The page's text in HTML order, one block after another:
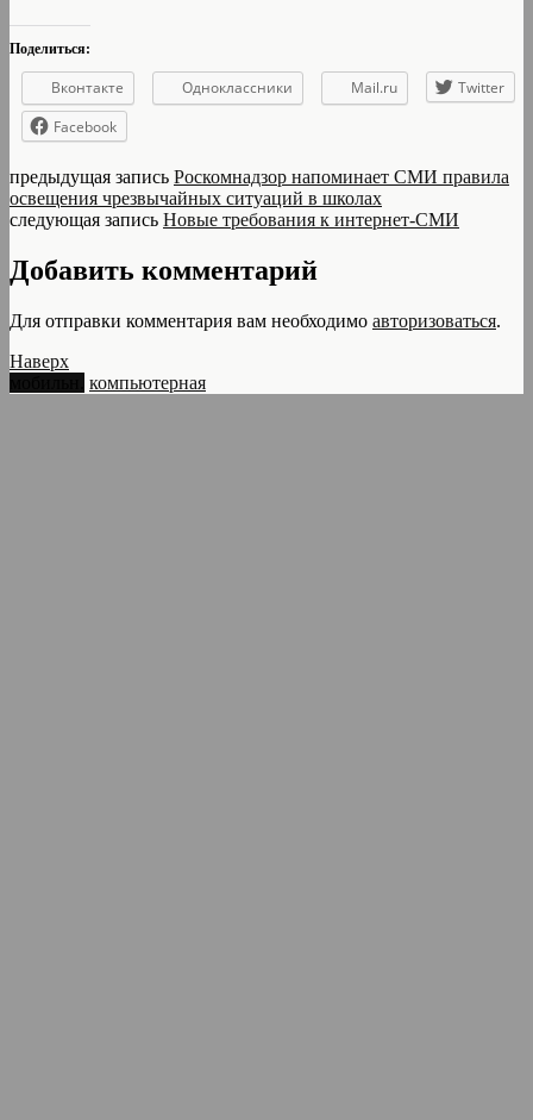
Поделиться:
Вконтакте Одноклассники Mail.ru
Twitter
Facebook
предыдущая запись Роскомнадзор напоминает СМИ правила
освещения чрезвычайных ситуаций в школах
следующая запись Новые требования к интернет-СМИ
Добавить комментарий
Для отправки комментария вам необходимо авторизоваться.
Наверх
компьютерная